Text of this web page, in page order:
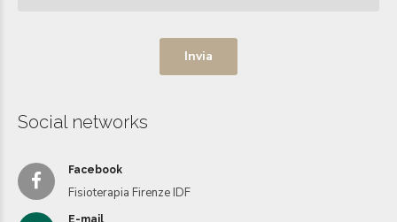
Social networks
Facebook
Fisioterapia Firenze IDF
E-mail